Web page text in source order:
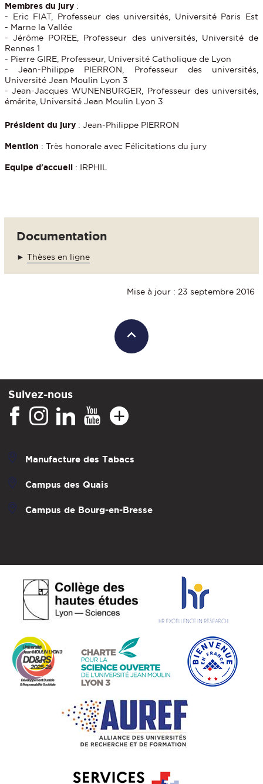
Membres du jury :
- Eric FIAT, Professeur des universités, Université Paris Est
- Marne la Vallée
- Jérôme POREE, Professeur des universités, Université de
Rennes 1
- Pierre GIRE, Professeur, Université Catholique de Lyon
- Jean-Philippe PIERRON, Professeur des universités,
Université Jean Moulin Lyon 3
- Jean-Jacques WUNENBURGER, Professeur des universités,
émérite, Université Jean Moulin Lyon 3
Président du jury : Jean-Philippe PIERRON
Mention : Très honorale avec Félicitations du jury
Equipe d'accueil : IRPHIL
Documentation
► Thèses en ligne
Mise à jour : 23 septembre 2016
Suivez-nous
Manufacture des Tabacs
Campus des Quais
Campus de Bourg-en-Bresse